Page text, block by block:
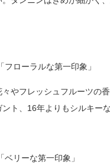
ローラルな第一印象」
やフレッシュフルーツの香
ト、16年よりもシルキーな
リーな第一印象」